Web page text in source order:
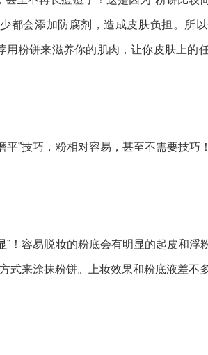
都会添加防腐剂，造成皮肤负担。所
粉饼来滋养你的肌肉，让你皮肤上的
平”技巧，粉相对容易，甚至不需要技巧
”！容易脱妆的粉底会有明显的起皮和浮
式来涂抹粉饼。上妆效果和粉底液差不